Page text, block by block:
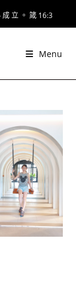
成 立 。 箴 16:3
Menu